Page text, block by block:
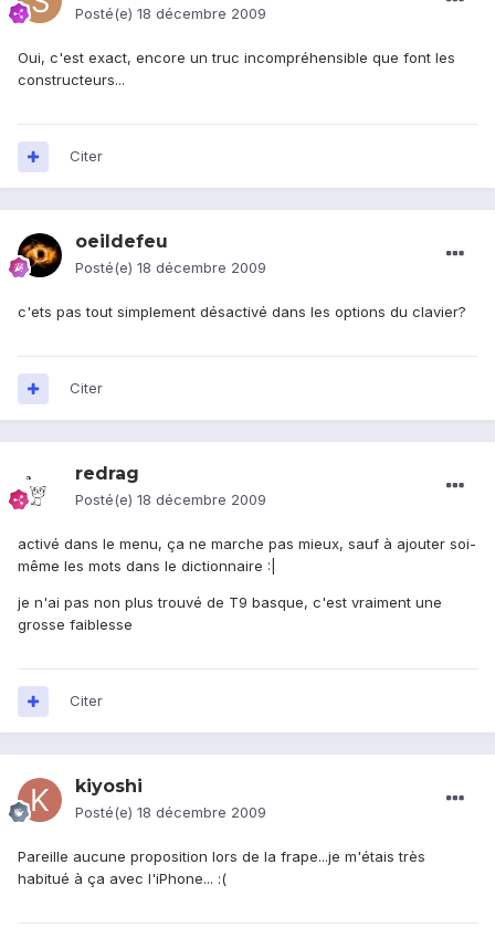
Posté(e) 18 décembre 2009
Oui, c'est exact, encore un truc incompréhensible que font les
constructeurs...
Citer
oeildefeu
Posté(e) 18 décembre 2009
c'ets pas tout simplement désactivé dans les options du clavier?
Citer
redrag
Posté(e) 18 décembre 2009
activé dans le menu, ça ne marche pas mieux, sauf à ajouter soi-
même les mots dans le dictionnaire :|
je n'ai pas non plus trouvé de T9 basque, c'est vraiment une
grosse faiblesse
Citer
kiyoshi
Posté(e) 18 décembre 2009
Pareille aucune proposition lors de la frape...je m'étais très
habitué à ça avec l'iPhone... :(